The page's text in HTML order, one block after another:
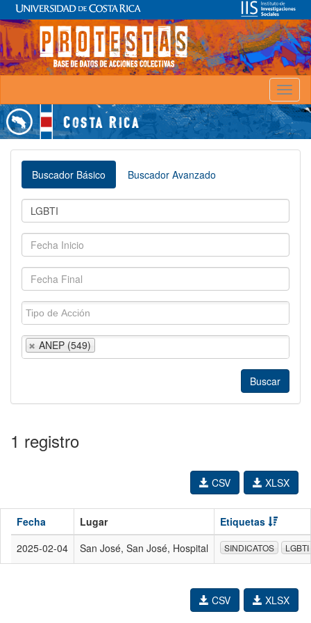
Buscador Básico Buscador Avanzado
ANEP (549)
1 registro
XLSX
CSV
Fecha Lugar
Etiquetas
2025-02-04
San José, San José, Hospital SINDICATOS LGBTI
XLSX
CSV